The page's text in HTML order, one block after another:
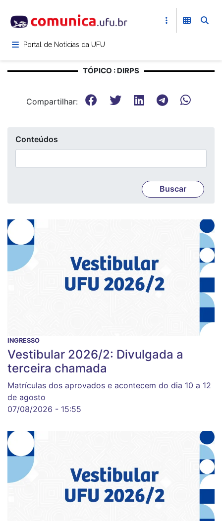
para
conteúdoPortal de Notícias da UFU
TÓPICO : DIRPS
Compartilhar:
Conteúdos
INGRESSO
Vestibular 2026/2: Divulgada a
terceira chamada
Matrículas dos aprovados e acontecem do dia 10 a 12
de agosto
07/08/2026 - 15:55